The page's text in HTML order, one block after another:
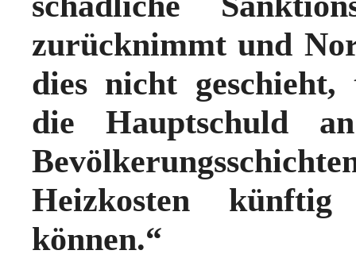
zurücknimmt und
dies nicht
die Hauptschuld
Heizkosten
können.“